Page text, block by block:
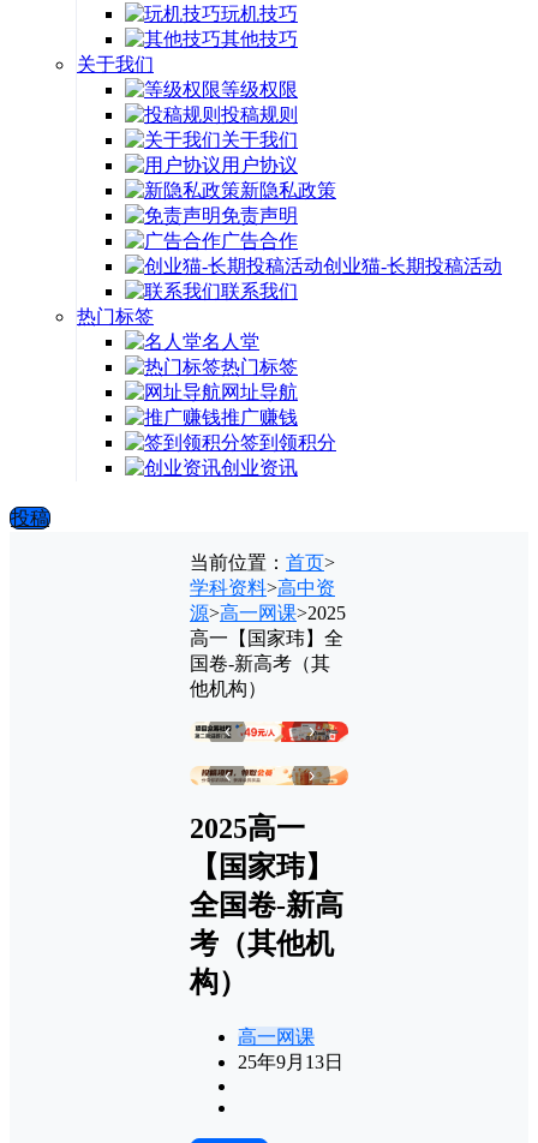
玩机技巧
其他技巧
关于我们
等级权限
投稿规则
关于我们
用户协议
新隐私政策
免责声明
广告合作
创业猫-长期投稿活动
联系我们
热门标签
名人堂
热门标签
网址导航
推广赚钱
签到领积分
创业资讯
投稿
当前位置： 首页>
学科资料>高中资
源>高一网课>2025
高一【国家玮】全
国卷-新高考（其
他机构）
‹ ›
‹ ›
2025高一
【国家玮】
全国卷-新高
考（其他机
构）
高一网课
25年9月13日